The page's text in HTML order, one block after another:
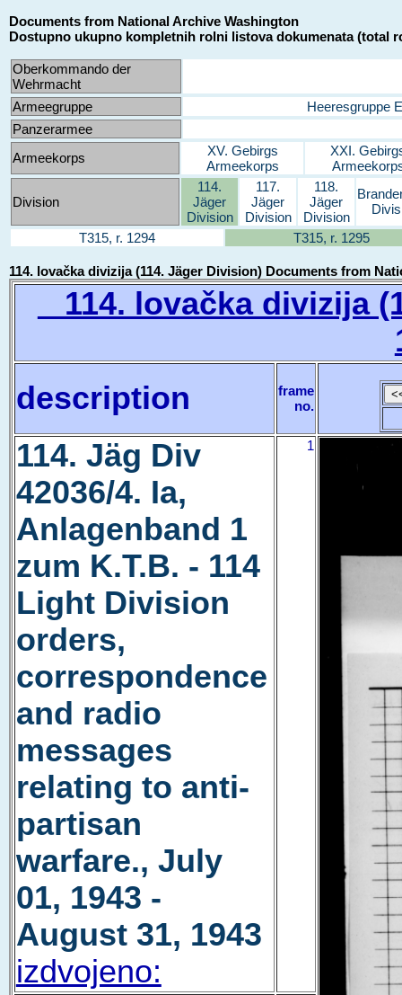
Documents from National Archive Washington
Dostupno ukupno kompletnih rolni listova dokumenata (total
Oberkommando der
Wehrmacht
Armeegruppe
Heeresgruppe E
Panzerarmee
Armeekorps
XV. Gebirgs
Armeekorps
XXI.
Division
114.
Jäger
Division
117.
Jäger
Division
118.
Jäger
Division
T315, r. 1294
T315, r. 1295
114. lovačka divizija (114. Jäger Division) Documents from
114. lovačka divizija
description
frame
no.
114. Jäg Div
42036/4. Ia,
Anlagenband 1
zum K.T.B. - 114
Light Division
orders,
correspondence
and radio
messages
relating to anti-
partisan
warfare., July
01, 1943 -
August 31, 1943
izdvojeno:
1